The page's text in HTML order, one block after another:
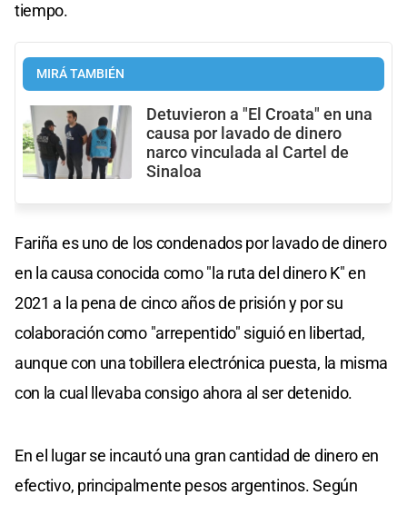
tiempo.
MIRÁ TAMBIÉN
Detuvieron a "El Croata" en una
causa por lavado de dinero
narco vinculada al Cartel de
Sinaloa
Fariña es uno de los condenados por lavado de dinero
en la causa conocida como "la ruta del dinero K" en
2021 a la pena de cinco años de prisión y por su
colaboración como "arrepentido" siguió en libertad,
aunque con una tobillera electrónica puesta, la misma
con la cual llevaba consigo ahora al ser detenido.
En el lugar se incautó una gran cantidad de dinero en
efectivo, principalmente pesos argentinos. Según